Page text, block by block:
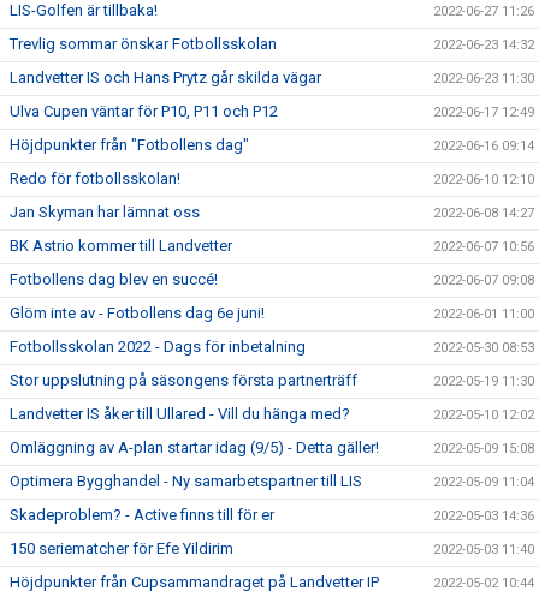
LIS-Golfen är tillbaka! 2022-06-27 11:26
Trevlig sommar önskar Fotbollsskolan 2022-06-23 14:32
Landvetter IS och Hans Prytz går skilda vägar 2022-06-23 11:30
Ulva Cupen väntar för P10, P11 och P12 2022-06-17 12:49
Höjdpunkter från "Fotbollens dag" 2022-06-16 09:14
Redo för fotbollsskolan! 2022-06-10 12:10
Jan Skyman har lämnat oss 2022-06-08 14:27
BK Astrio kommer till Landvetter 2022-06-07 10:56
Fotbollens dag blev en succé! 2022-06-07 09:08
Glöm inte av - Fotbollens dag 6e juni! 2022-06-01 11:00
Fotbollsskolan 2022 - Dags för inbetalning 2022-05-30 08:53
Stor uppslutning på säsongens första partnerträff 2022-05-19 11:30
Landvetter IS åker till Ullared - Vill du hänga med? 2022-05-10 12:02
Omläggning av A-plan startar idag (9/5) - Detta gäller! 2022-05-09 15:08
Optimera Bygghandel - Ny samarbetspartner till LIS 2022-05-09 11:04
Skadeproblem? - Active finns till för er 2022-05-03 14:36
150 seriematcher för Efe Yildirim 2022-05-03 11:40
Höjdpunkter från Cupsammandraget på Landvetter IP 2022-05-02 10:44